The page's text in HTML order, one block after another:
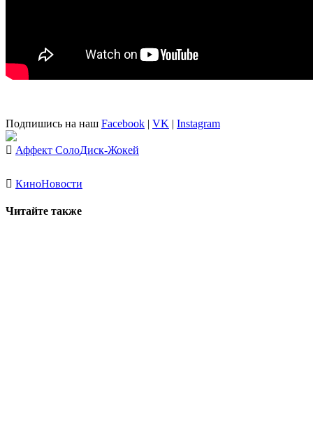
Подпишись на наш Facebook | VK | Instagram
Аффект СолоДиск-Жокей
КиноНовости
Читайте также